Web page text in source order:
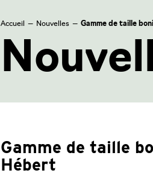
Accueil — Nouvelles — Gamme de taille
Gamme de taille
Hébert